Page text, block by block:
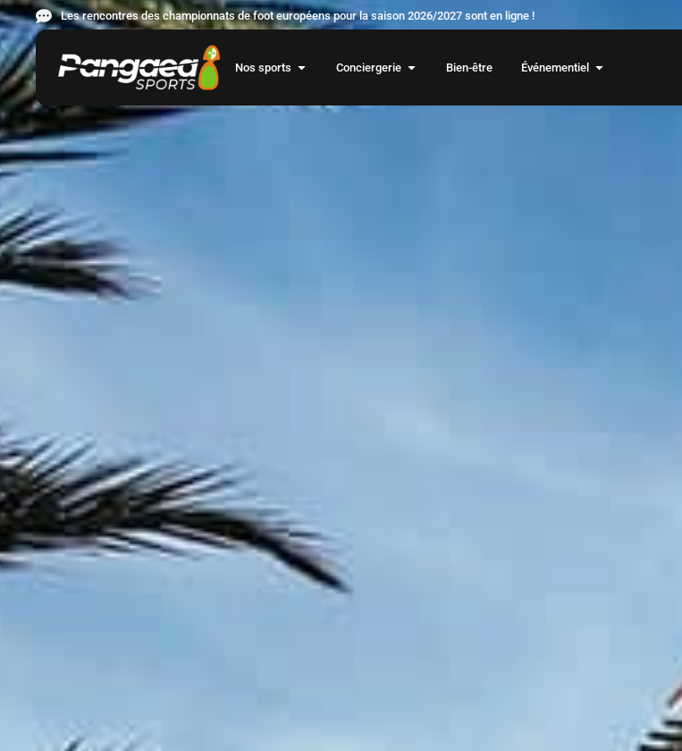
Les rencontres des championnats de foot européens pour la saison 2026/2027 sont en ligne !
Nos sports Conciergerie Bien-être Événementiel